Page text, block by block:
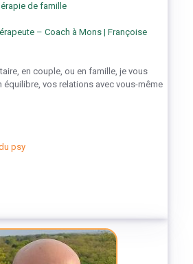
– Coach à Mons | Françoise
de famille
en couple, ou en famille, je vous
équilibre, vos relations avec vous-même
psy